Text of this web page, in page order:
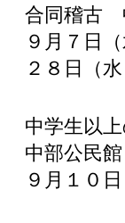
合同稽古
９月７日
２８日（
中学生以
中部公民
９月１０